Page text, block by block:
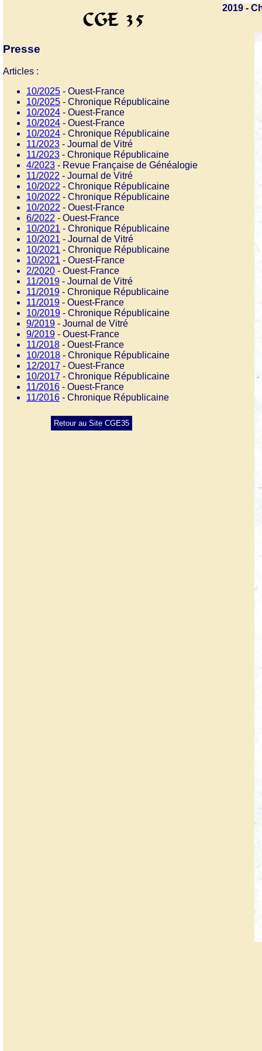
Presse
Articles :
10/2025 - Ouest-France
10/2025 - Chronique Républicaine
10/2024 - Ouest-France
10/2024 - Ouest-France
10/2024 - Chronique Républicaine
11/2023 - Journal de Vitré
11/2023 - Chronique Républicaine
4/2023 - Revue Française de Généalogie
11/2022 - Journal de Vitré
10/2022 - Chronique Républicaine
10/2022 - Chronique Républicaine
10/2022 - Ouest-France
6/2022 - Ouest-France
10/2021 - Chronique Républicaine
10/2021 - Journal de Vitré
10/2021 - Chronique Républicaine
10/2021 - Ouest-France
2/2020 - Ouest-France
11/2019 - Journal de Vitré
11/2019 - Chronique Républicaine
11/2019 - Ouest-France
10/2019 - Chronique Républicaine
9/2019 - Journal de Vitré
9/2019 - Ouest-France
11/2018 - Ouest-France
10/2018 - Chronique Républicaine
12/2017 - Ouest-France
10/2017 - Chronique Républicaine
11/2016 - Ouest-France
11/2016 - Chronique Républicaine
Retour au Site CGE35
2019 -